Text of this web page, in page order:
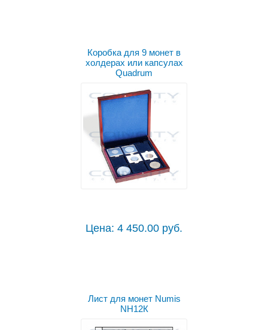
Коробка для 9 монет в
холдерах или капсулах
Quadrum
Цена: 4 450.00 руб.
Лист для монет Numis
NH12К